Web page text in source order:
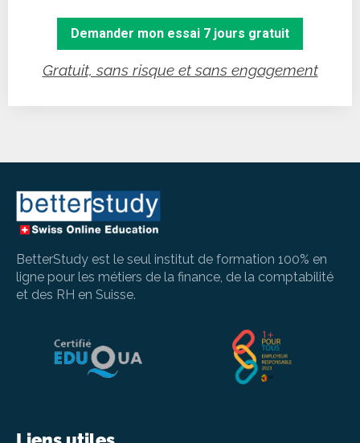
BetterStudy est le seul institut de formation 100% en
ligne pour les métiers de la finance, de la comptabilité
et des RH en Suisse.